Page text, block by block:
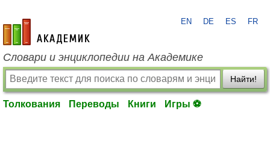
academic.ru
EN DE ES FR
Словари и энциклопедии на Академике
Найти!
Толкования Переводы Книги Игры ⚽